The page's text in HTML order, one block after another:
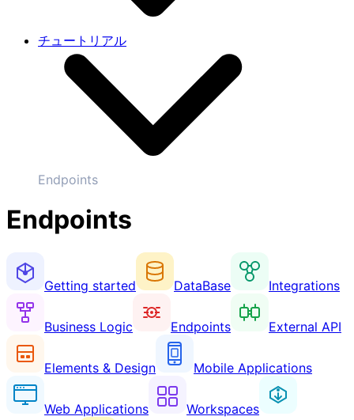
チュートリアル
Endpoints
Endpoints
Getting started DataBase Integrations
Business Logic Endpoints External API
Elements & Design Mobile Applications
Web Applications Workspaces